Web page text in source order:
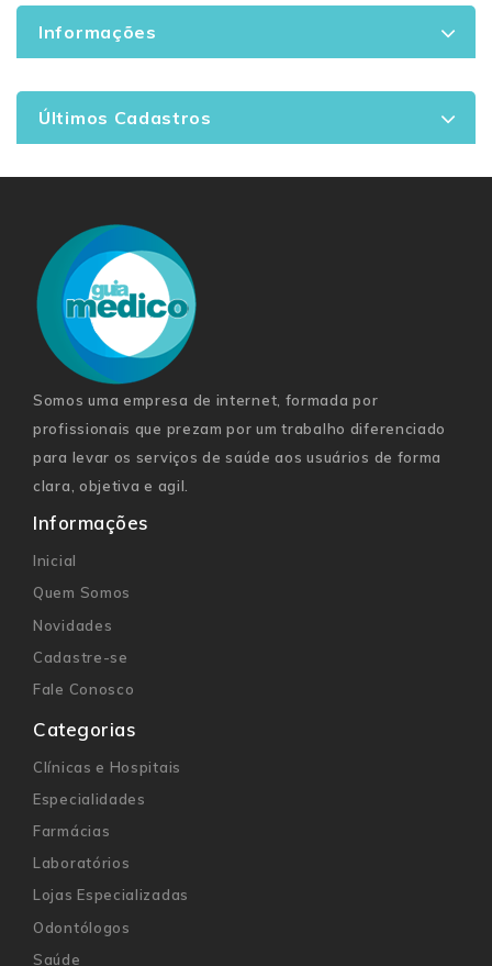
Informações
Últimos Cadastros
Somos uma empresa de internet, formada por
profissionais que prezam por um trabalho diferenciado
para levar os serviços de saúde aos usuários de forma
clara, objetiva e agil.
Informações
Inicial
Quem Somos
Novidades
Cadastre-se
Fale Conosco
Categorias
Clínicas e Hospitais
Especialidades
Farmácias
Laboratórios
Lojas Especializadas
Odontólogos
Saúde